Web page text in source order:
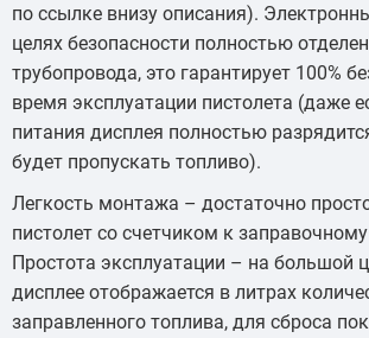
по ссылке внизу описания).
целях безопасности полностью
трубопровода, это гарантирует 100%
время эксплуатации пистолета (даже
питания дисплея полностью
будет пропускать топливо).
Легкость монтажа – достаточно
пистолет со счетчиком к
Простота эксплуатации – на большой
дисплее отображается в литрах
заправленного топлива, для сброса